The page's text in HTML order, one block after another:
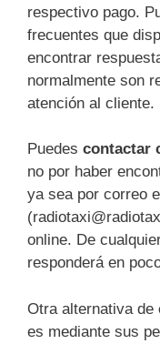
respectivo pago.
frecuentes que
encontrar
normalmente son
atención al cliente.
Puedes contactar
no por haber
ya sea por correo
online. De
responderá en
Otra alternativa de
es mediante sus